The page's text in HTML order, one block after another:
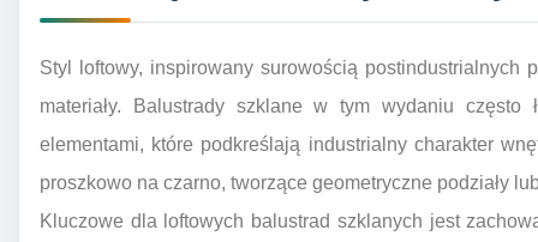
Styl loftowy, inspirowany surowością postindustrialnych
materiały. Balustrady szklane w tym wydaniu często
elementami, które podkreślają industrialny charakter
proszkowo na czarno, tworzące geometryczne podziały
Kluczowe dla loftowych balustrad szklanych jest